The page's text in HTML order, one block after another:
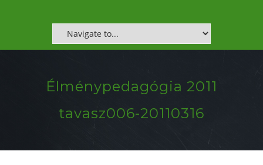
Élménypedagógia 2011
tavasz006-20110316